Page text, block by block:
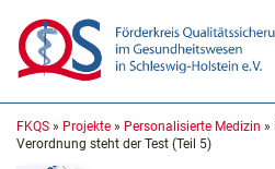
Skip
content
FKQS » Projekte » Personalisierte Medizin »
Verordnung steht der Test (Teil 5)